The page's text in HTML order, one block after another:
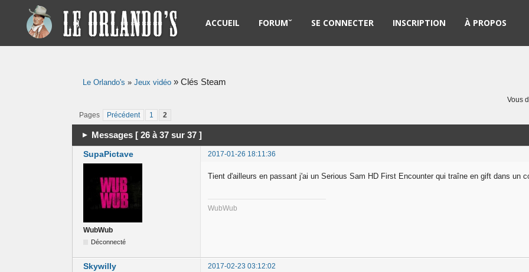
ACCUEIL FORUMˇ SE CONNECTER INSCRIPTION À PROPOS
Le Orlando's »Jeux vidéo »Clés Steam
Pages Précédent 1 2
Vous
Messages [ 26 à 37 sur 37 ]
SupaPictave 2017-01-26 18:11:36
WubWub
Déconnecté
Tient d'ailleurs en passant j'ai un Serious Sam HD First Encounter qui traîne en gift dans un
WubWub
Skywilly 2017-02-23 03:12:02